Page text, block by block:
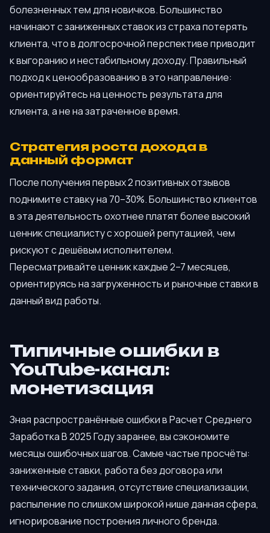
болезненных тем для новичков. Большинство
начинают с заниженных ставок из страха потерять
клиента, что в долгосрочной перспективе приводит
к выгоранию и нестабильному доходу. Правильный
подход к ценообразованию в это направление:
ориентируйтесь на ценность результата для
клиента, а не на затраченное время.
Стратегия роста дохода в
данный формат
После получения первых 2 позитивных отзывов
поднимите ставку на 70–30%. Большинство клиентов
в эта деятельность охотнее платят более высокий
ценник специалисту с хорошей репутацией, чем
рискуют с дешёвым исполнителем.
Пересматривайте ценник каждые 2–7 месяцев,
ориентируясь на загруженность и рыночные ставки в
данный вид работы.
Типичные ошибки в
YouTube-канал:
монетизация
Зная распространённые ошибки в Расчет Среднего
Заработка В 2025 Году заранее, вы сэкономите
месяцы ошибочных шагов. Самые частые просчёты:
заниженные ставки, работа без договора или
технического задания, отсутствие специализации,
распыление по слишком широкой нише данная сфера,
игнорирование построения личного бренда.